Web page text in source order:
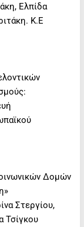
Ελπίδα
Κ.Ε
Δομών
Στεργίου,
Τσίγκου